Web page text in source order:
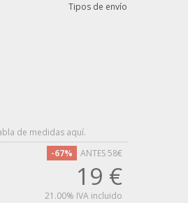
Tipos de envío
de medidas aquí.
-67%
ANTES 58€
19 €
21.00% IVA incluido